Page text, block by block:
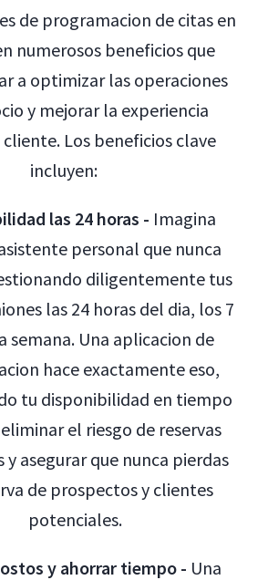
de programacion de citas en
numerosos beneficios que
a optimizar las operaciones
y mejorar la experiencia
Los beneficios clave
incluyen:
las 24 horas - Imagina
personal que nunca
diligentemente tus
las 24 horas del dia, los 7
semana. Una aplicacion de
hace exactamente eso,
tu disponibilidad en tiempo
el riesgo de reservas
y asegurar que nunca pierdas
de prospectos y clientes
potenciales.
y ahorrar tiempo - Una